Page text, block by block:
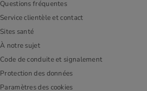
Questions fréquentes
Service clientèle et contact
Sites santé
À notre sujet
Code de conduite et signalement
Protection des données
Paramètres des cookies